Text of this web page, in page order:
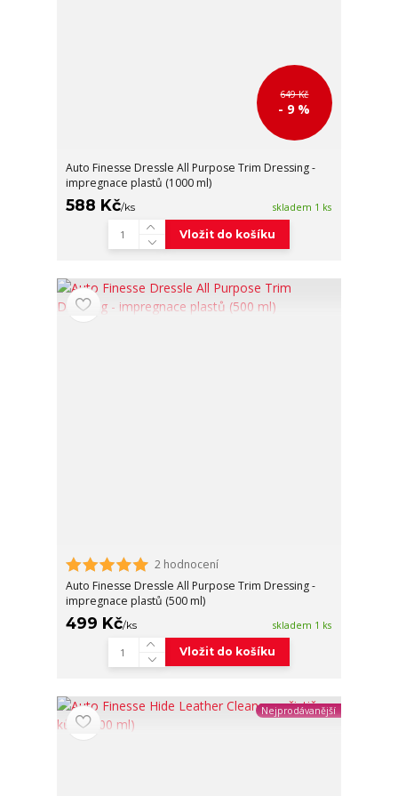
649 Kč
- 9 %
Auto Finesse Dressle All Purpose Trim Dressing -
impregnace plastů (1000 ml)
588 Kč/ks skladem 1 ks
Vložit do košíku
2 hodnocení
Auto Finesse Dressle All Purpose Trim Dressing -
impregnace plastů (500 ml)
499 Kč/ks skladem 1 ks
Vložit do košíku
Nejprodávanější